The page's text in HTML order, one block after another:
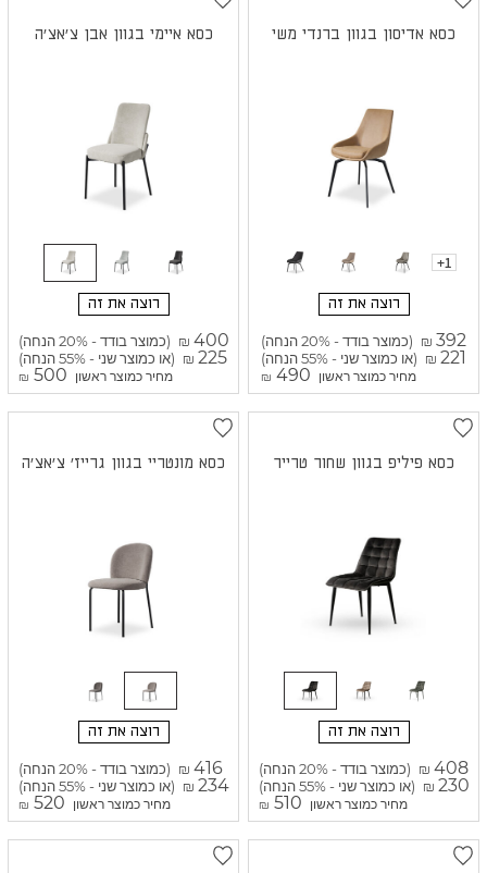
כסא אדיסון בגוון ברנדי משי
+1
רוצה את זה
₪ 392 (כמוצר בודד - 20% הנחה)
₪ 221 (או כמוצר שני - 55% הנחה)
מחיר כמוצר ראשון ₪ 490
כסא איימי בגוון אבן צ'אצ'ה
רוצה את זה
₪ 400 (כמוצר בודד - 20% הנחה)
₪ 225 (או כמוצר שני - 55% הנחה)
מחיר כמוצר ראשון ₪ 500
כסא פיליפ בגוון שחור טרייר
רוצה את זה
₪ 408 (כמוצר בודד - 20% הנחה)
₪ 230 (או כמוצר שני - 55% הנחה)
מחיר כמוצר ראשון ₪ 510
כסא מונטריי בגוון גרייז' צ'אצ'ה
רוצה את זה
₪ 416 (כמוצר בודד - 20% הנחה)
₪ 234 (או כמוצר שני - 55% הנחה)
מחיר כמוצר ראשון ₪ 520